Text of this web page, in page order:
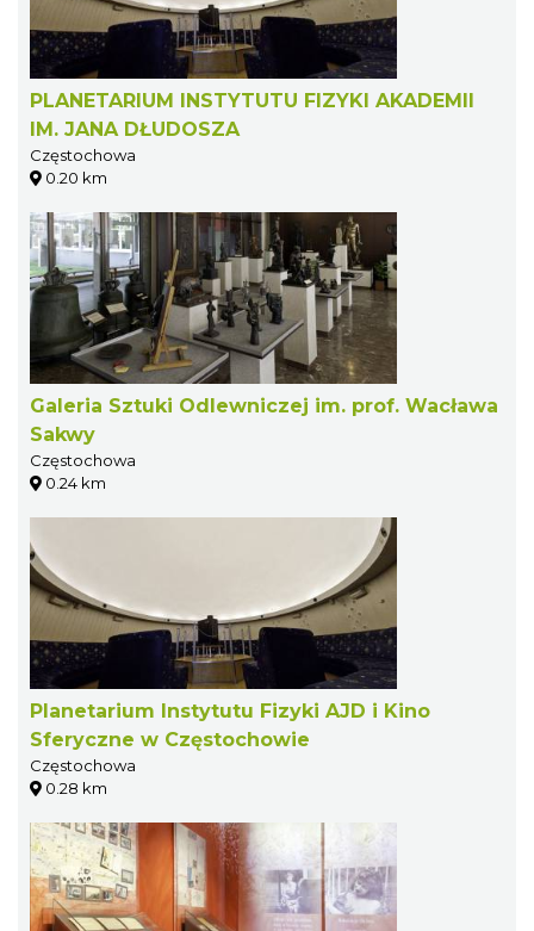
PLANETARIUM INSTYTUTU FIZYKI AKADEMII
IM. JANA DŁUDOSZA
Częstochowa
0.20 km
Galeria Sztuki Odlewniczej im. prof. Wacława
Sakwy
Częstochowa
0.24 km
Planetarium Instytutu Fizyki AJD i Kino
Sferyczne w Częstochowie
Częstochowa
0.28 km